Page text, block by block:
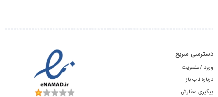
دسترسی سریع
ورود / عضویت
درباره قاب باز
پیگیری سفارش